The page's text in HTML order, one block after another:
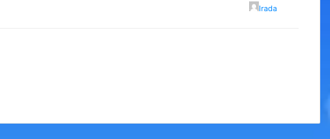
Irada